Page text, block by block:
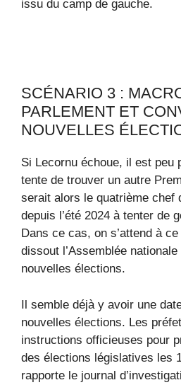
issu du camp de gauche.
SCÉNARIO 3 :
PARLEMENT ET
NOUVELLES
Si Lecornu échoue, il est peu
tente de trouver un autre
serait alors le quatrième chef
depuis l’été 2024 à tenter de
Dans ce cas, on s’attend à
dissout l’Assemblée
nouvelles élections.
Il semble déjà y avoir une
nouvelles élections. Les
instructions officieuses pour
des élections législatives les
rapporte le journal